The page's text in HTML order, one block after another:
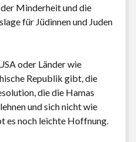
Minderheit und die
für Jüdinnen und Juden
oder Länder wie
Republik gibt, die
die die Hamas
und sich nicht wie
es noch leichte Hoffnung.